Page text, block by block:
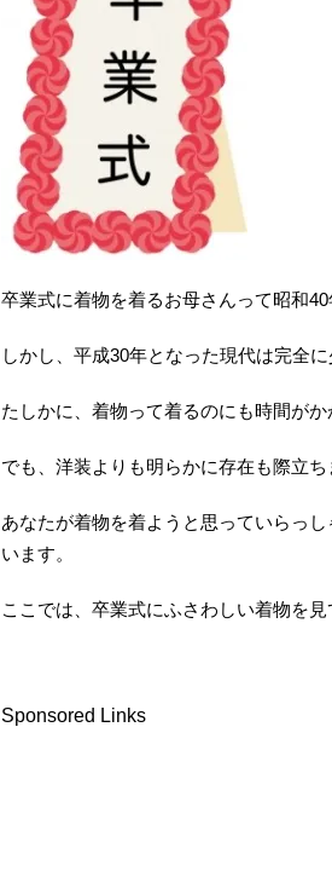
卒業式に着物を着るお母さんって昭和
しかし、平成30年となった現代は完全に
たしかに、着物って着るのにも時間がか
でも、洋装よりも明らかに存在も際立ち
あなたが着物を着ようと思っていらっ
います。
ここでは、卒業式にふさわしい着物を見
Sponsored Links